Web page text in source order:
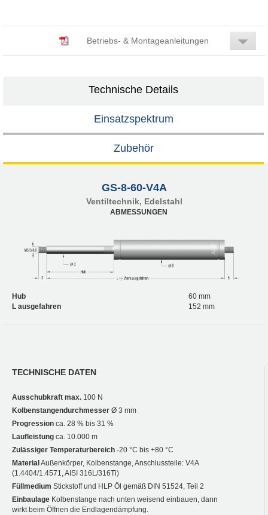
Betriebs- & Montageanleitungen
Technische Details
Einsatzspektrum
Zubehör
GS-8-60-V4A
Ventiltechnik, Edelstahl
ABMESSUNGEN
Hub
60 mm
L ausgefahren
152 mm
TECHNISCHE DATEN
Ausschubkraft max. 100 N
Kolbenstangendurchmesser Ø 3 mm
Progression ca. 28 % bis 31 %
Laufleistung ca. 10.000 m
Zulässiger Temperaturbereich -20 °C bis +80 °C
Material Außenkörper, Kolbenstange, Anschlussteile: V4A
(1.4404/1.4571, AISI 316L/316Ti)
Füllmedium Stickstoff und HLP Öl gemäß DIN 51524, Teil 2
Einbaulage Kolbenstange nach unten weisend einbauen, dann
wirkt beim Öffnen die Endlagendämpfung.